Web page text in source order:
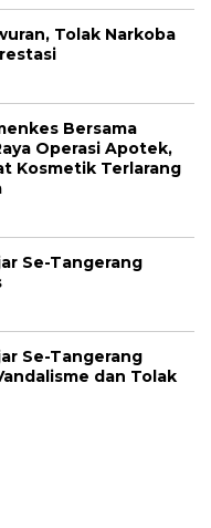
Tolak Narkoba
Bersama
Operasi Apotek,
Kosmetik Terlarang
Se-Tangerang
Se-Tangerang
dan Tolak